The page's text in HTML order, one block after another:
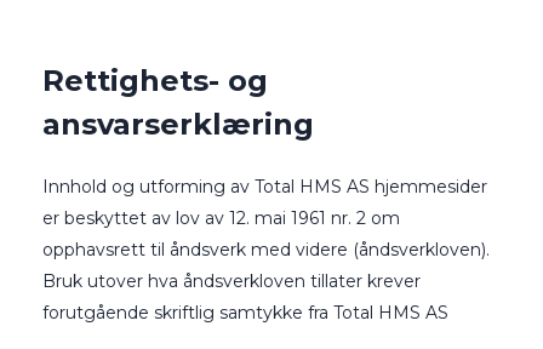
Rettighets- og
ansvarserklæring
Innhold og utforming av Total HMS AS hjemmesider
er beskyttet av lov av 12. mai 1961 nr. 2 om
opphavsrett til åndsverk med videre (åndsverkloven).
Bruk utover hva åndsverkloven tillater krever
forutgående skriftlig samtykke fra Total HMS AS